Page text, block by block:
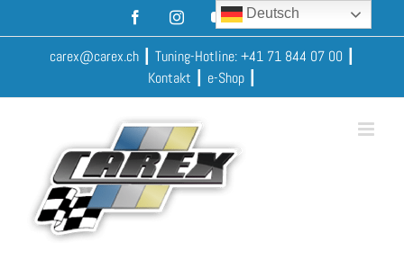
FacebookInstagramYouTubeXing
carex@carex.ch┃ Tuning-Hotline:+41 71 844 07 00┃
Kontakt
e-Shop┃
Deutsch